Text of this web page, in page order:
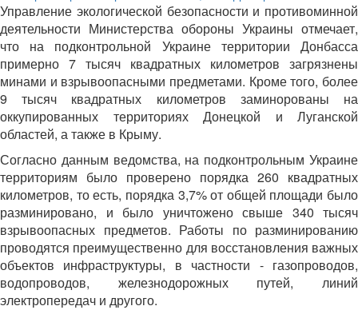
Управление экологической безопасности и противоминной
деятельности Министерства обороны Украины отмечает,
что на подконтрольной Украине территории Донбасса
примерно 7 тысяч квадратных километров загрязнены
минами и взрывоопасными предметами. Кроме того, более
9 тысяч квадратных километров заминорованы на
оккупированных территориях Донецкой и Луганской
областей, а также в Крыму.
Согласно данным ведомства, на подконтрольным Украине
территориям было проверено порядка 260 квадратных
километров, то есть, порядка 3,7% от общей площади было
разминировано, и было уничтожено свыше 340 тысяч
взрывоопасных предметов. Работы по разминированию
проводятся преимущественно для восстановления важных
объектов инфраструктуры, в частности - газопроводов,
водопроводов, железнодорожных путей, линий
электропередач и другого.